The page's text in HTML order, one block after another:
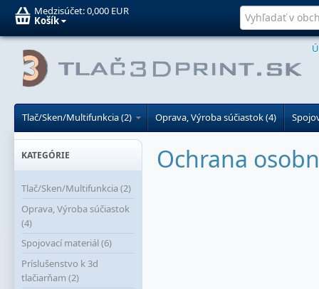
Medzisúčet:0,000 EUR
Košík
Tlač/Sken/Multifunkcia (2) Oprava, Výroba súčiastok (4)
KATEGÓRIE
Tlač/Sken/Multifunkcia (2)
Oprava, Výroba súčiastok
(4)
Spojovací materiál (6)
Príslušenstvo k 3d
tlačiarňam (2)
Ochrana